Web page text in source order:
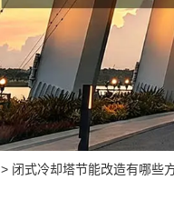
> 闭式冷却塔节能改造有哪些